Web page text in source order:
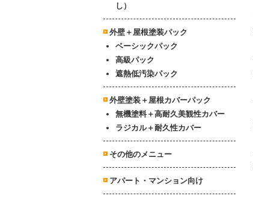
し）
外壁＋屋根塗装パック
ベーシックパック
高級パック
遮熱低汚染パック
外壁塗装＋屋根カバーパック
無機塗料＋高耐久美観性カバー
ラジカル＋耐久性カバー
その他のメニュー
アパート・マンション向け